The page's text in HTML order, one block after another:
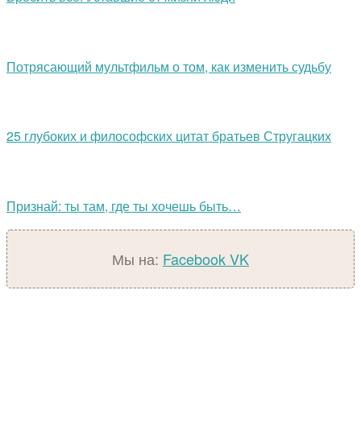
Потрясающий мультфильм о том, как изменить судьбу
25 глубоких и философских цитат братьев Стругацких
Признай: ты там, где ты хочешь быть…
Мы на: FacebookVK